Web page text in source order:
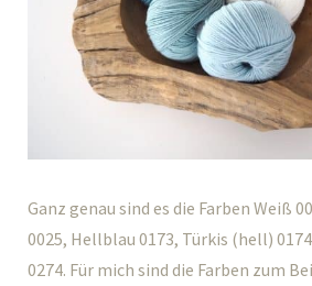
Ganz genau sind es die Farben Weiß
0025, Hellblau 0173, Türkis (hell)
0274. Für mich sind die Farben zum